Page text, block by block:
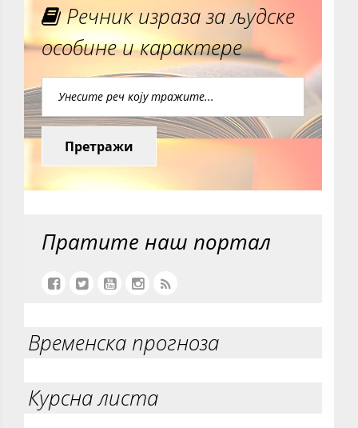
Речник израза за људске
особине и карактере
Претражи
Пратите наш портал
Временска прогноза
Курсна листа